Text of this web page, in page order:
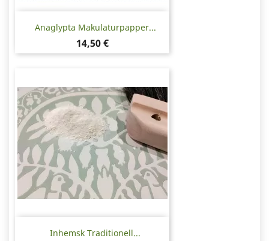
Anaglypta Makulaturpapper...
Pris
14,50 €
Inhemsk Traditionell...